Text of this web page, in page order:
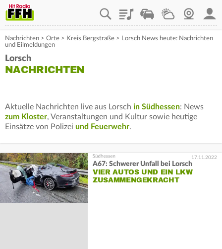
PlaylistStaupilotWetterWebcam
Nachrichten > Orte > Kreis Bergstraße > Lorsch News heute: Nachrichten
und Eilmeldungen
Lorsch
NACHRICHTEN
Aktuelle Nachrichten live aus Lorsch in Südhessen: News
zum Kloster, Veranstaltungen und Kultur sowie heutige
Einsätze von Polizei und Feuerwehr.
17.11.2022
A67: Schwerer Unfall bei Lorsch
VIER AUTOS UND EIN LKW
ZUSAMMENGEKRACHT